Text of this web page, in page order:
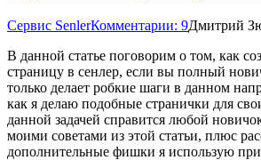
Сервис SenlerКомментарии: 9Дмитрий
В данной статье поговорим о том, как
страницу в сенлер, если вы полный
только делает робкие шаги в данном
как я делаю подобные странички для
данной задачей справится любой
моими советами из этой статьи, плюс
дополнительные фишки я использую